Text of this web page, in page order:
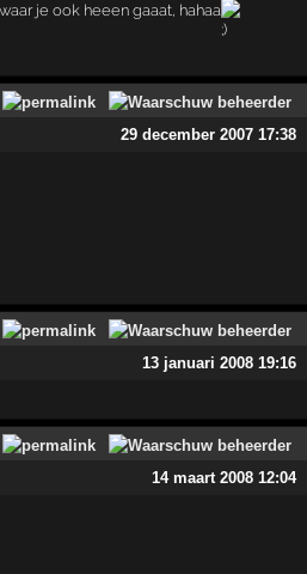
je ook heeen gaaat, hahaa
29 december 2007 17:38
13 januari 2008 19:16
14 maart 2008 12:04